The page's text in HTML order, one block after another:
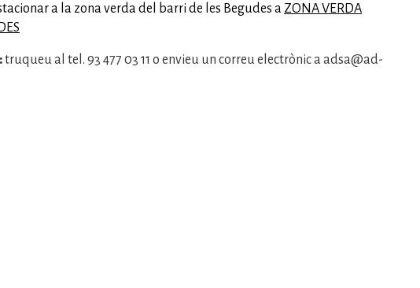
a la zona verda del barri de les Begudes a ZONA VERDA
truqueu al tel. 93 477 03 11 o envieu un correu electrònic a adsa@ad-